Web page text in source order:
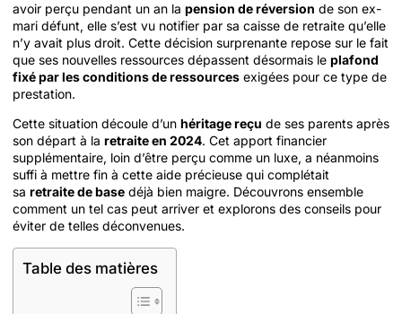
avoir perçu pendant un an la pension de réversion de son ex-
mari défunt, elle s’est vu notifier par sa caisse de retraite qu’elle
n’y avait plus droit. Cette décision surprenante repose sur le fait
que ses nouvelles ressources dépassent désormais le plafond
fixé par les conditions de ressources exigées pour ce type de
prestation.
Cette situation découle d’un héritage reçu de ses parents après
son départ à la retraite en 2024. Cet apport financier
supplémentaire, loin d’être perçu comme un luxe, a néanmoins
suffi à mettre fin à cette aide précieuse qui complétait
sa retraite de base déjà bien maigre. Découvrons ensemble
comment un tel cas peut arriver et explorons des conseils pour
éviter de telles déconvenues.
Table des matières